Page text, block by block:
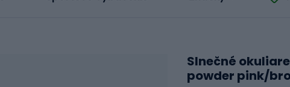
Slnečné
powder pink/